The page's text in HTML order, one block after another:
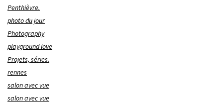
Penthièvre.
photo du jour
Photography
playground love
Projets, séries.
rennes
salon avec vue
salon avec vue